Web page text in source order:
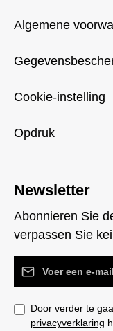
Newsletter
Abonnieren Sie
verpassen Sie
E-mailadres*
Door verder te
privacyverklaring
Algemene
Cookie-instelling
Opdruk